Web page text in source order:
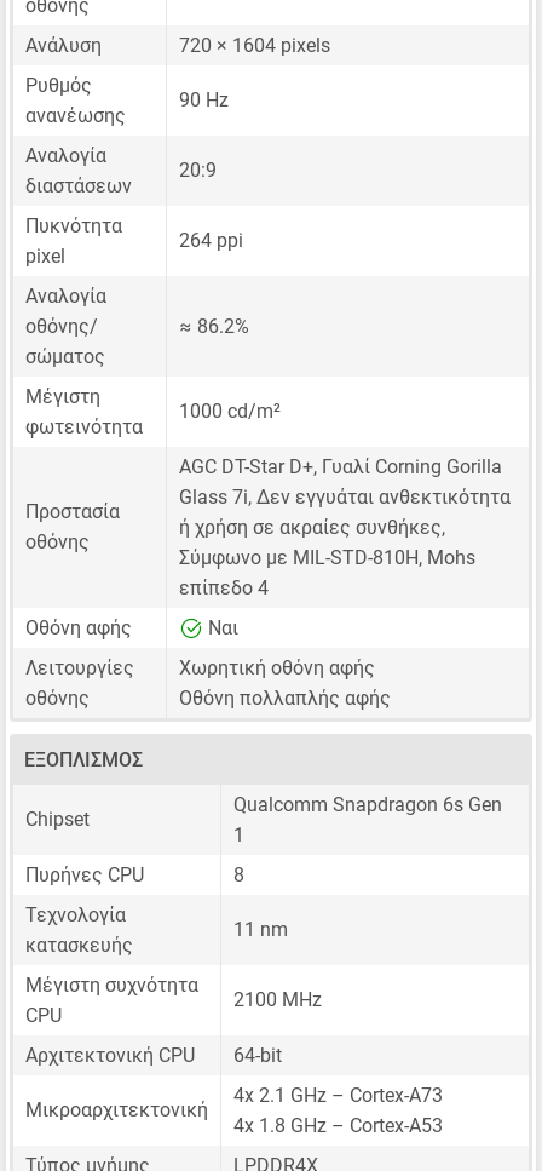
οθόνης
Ανάλυση
720 × 1604 pixels
Ρυθμός
ανανέωσης
90 Hz
Αναλογία
διαστάσεων
20:9
Πυκνότητα
pixel
264 ppi
Αναλογία
οθόνης/
σώματος
≈ 86.2%
Μέγιστη
φωτεινότητα
1000 cd/m²
Προστασία
οθόνης
AGC DT-Star D+, Γυαλί Corning Gorilla
Glass 7i, Δεν εγγυάται ανθεκτικότητα
ή χρήση σε ακραίες συνθήκες,
Σύμφωνο με MIL-STD-810H, Mohs
επίπεδο 4
Οθόνη αφής
Ναι
Λειτουργίες
οθόνης
Χωρητική οθόνη αφής
Οθόνη πολλαπλής αφής
ΕΞΟΠΛΙΣΜΌΣ
Chipset
Qualcomm Snapdragon 6s Gen
1
Πυρήνες CPU
8
Τεχνολογία
κατασκευής
11 nm
Μέγιστη συχνότητα
CPU
2100 MHz
Αρχιτεκτονική CPU 64-bit
Μικροαρχιτεκτονική
4x 2.1 GHz – Cortex-A73
4x 1.8 GHz – Cortex-A53
Τύπος μνήμης
LPDDR4X